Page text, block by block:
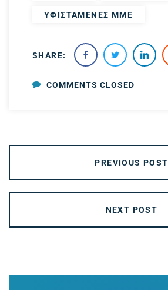
ΥΦΙΣΤΑΜΕΝΕΣ ΜΜΕ
SHARE:
COMMENTS CLOSED
PREVIOUS POST
NEXT POST